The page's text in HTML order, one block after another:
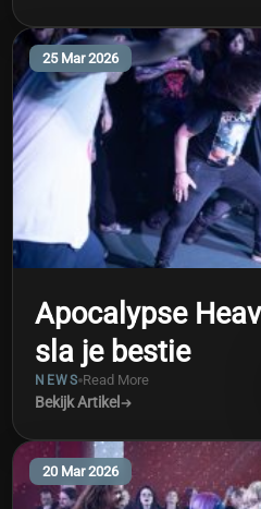
25 Mar 2026
Apocalypse
sla je bestie
NEWS Read More
Bekijk Artikel
20 Mar 2026